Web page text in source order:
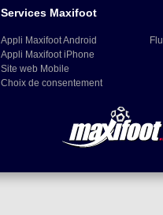
Services Maxifoot
Appli Maxifoot Android
Appli Maxifoot iPhone
Site web Mobile
Choix de consentement